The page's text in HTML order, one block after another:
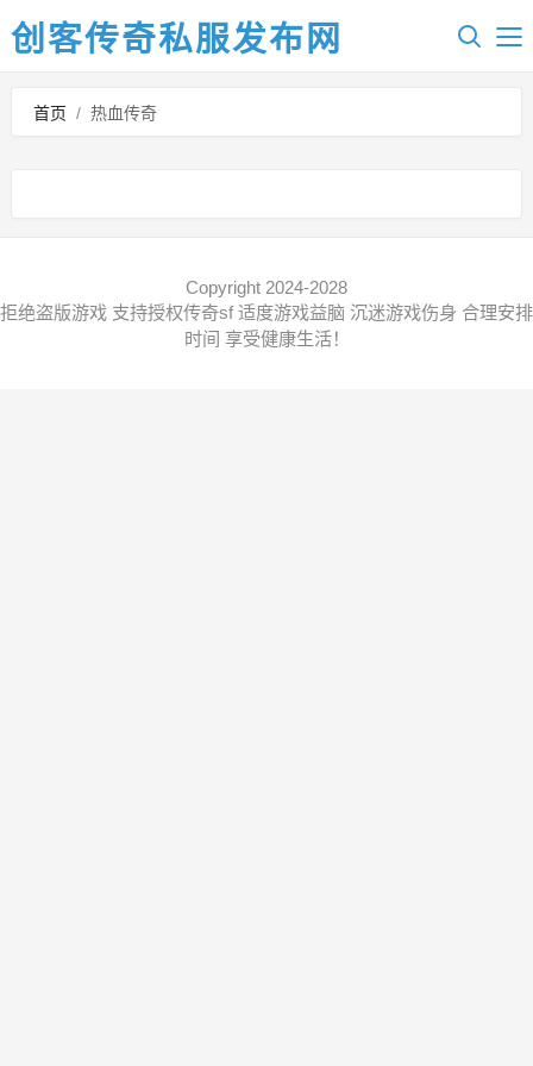
创客传奇私服发布网
首页 / 热血传奇
Copyright 2024-2028
拒绝盗版游戏 支持授权传奇sf 适度游戏益脑 沉迷游戏伤身 合理安排
时间 享受健康生活！